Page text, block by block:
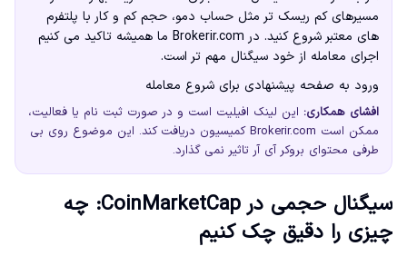
مسیرهای کم ریسک تر مثل حساب دمو، حجم کم و کار با پلتفرم
های معتبر شروع کنید. در Brokerir.com ما همیشه تاکید می کنیم
اجرای معامله از خود سیگنال مهم تر است.
ورود به صفحه پیشنهادی برای شروع معامله
افشای همکاری: این لینک افیلیت است و در صورت ثبت نام یا فعالیت،
ممکن است Brokerir.com کمیسیون دریافت کند. این موضوع روی بی
طرفی محتوای بروکر آی آر تاثیر نمی گذارد.
سیگنال حجمی در CoinMarketCap: چه
چیزی را دقیق چک کنیم